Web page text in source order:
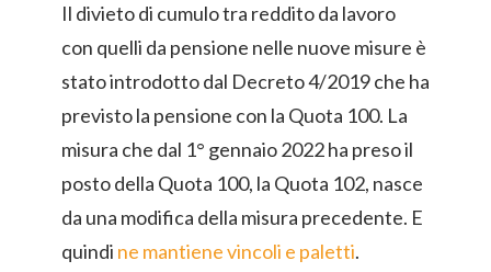
Il divieto di cumulo tra reddito da lavoro
con quelli da pensione nelle nuove misure è
stato introdotto dal Decreto 4/2019 che ha
previsto la pensione con la Quota 100. La
misura che dal 1° gennaio 2022 ha preso il
posto della Quota 100, la Quota 102, nasce
da una modifica della misura precedente. E
quindi ne mantiene vincoli e paletti.